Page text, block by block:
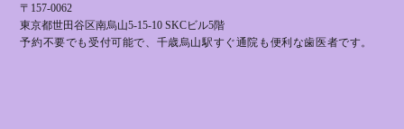
〒157-0062
東京都世田谷区南烏山5-15-10 SKCビル5階
予約不要でも受付可能で、千歳烏山駅すぐ通院も便利な歯医者です。